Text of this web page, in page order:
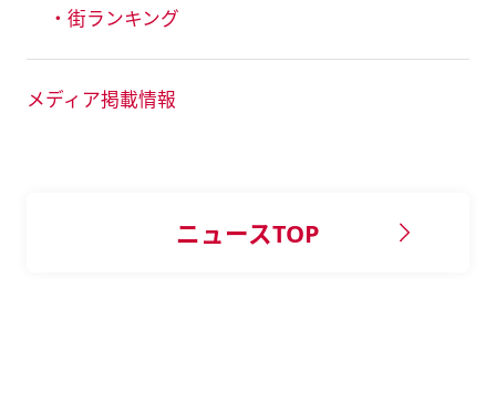
・街ランキング
メディア掲載情報
ニュースTOP